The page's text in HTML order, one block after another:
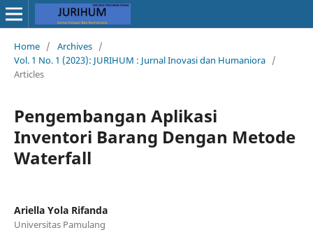
Home / Archives /
Vol. 1 No. 1 (2023): JURIHUM : Jurnal Inovasi dan Humaniora /
Articles
Pengembangan Aplikasi
Inventori Barang Dengan Metode
Waterfall
Ariella Yola Rifanda
Universitas Pamulang